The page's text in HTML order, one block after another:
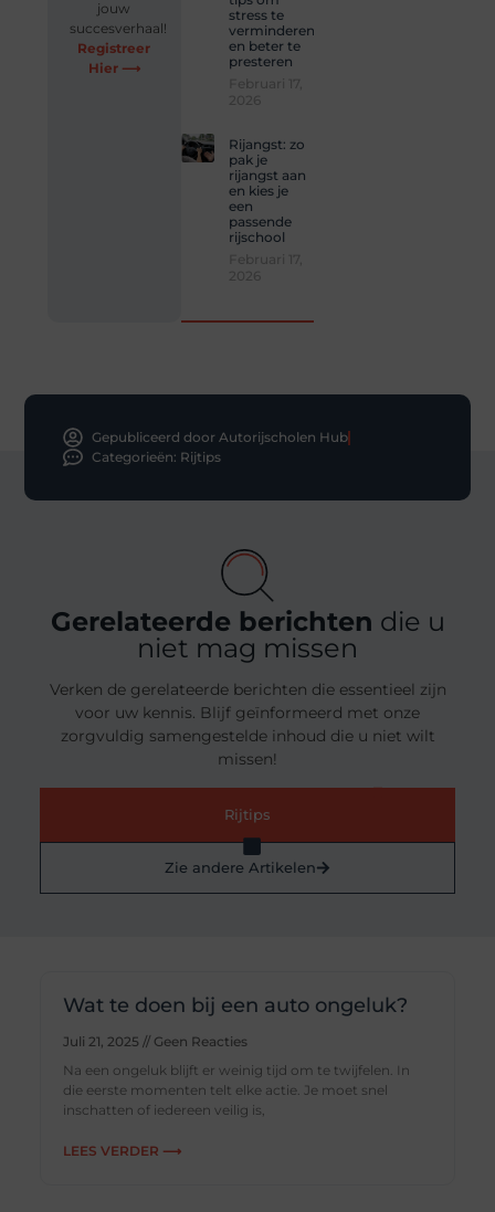
stress te
verminderen
en beter te
presteren
Rijangst: zo
pak je
rijangst aan
en kies je
een
passende
rijschool
jouw
succesverhaal!
Registreer
Hier ⟶
Gepubliceerd door Autorijscholen Hub
Categorieën: Rijtips
Gerelateerde berichten die u
niet mag missen
Verken de gerelateerde berichten die essentieel zijn
voor uw kennis. Blijf geïnformeerd met onze
zorgvuldig samengestelde inhoud die u niet wilt
missen!
Rijtips
Zie andere Artikelen
Wat te doen bij een auto ongeluk?
Juli 21, 2025
Geen Reacties
Na een ongeluk blijft er weinig tijd om te twijfelen. In
die eerste momenten telt elke actie. Je moet snel
inschatten of iedereen veilig is,
LEES VERDER ⟶